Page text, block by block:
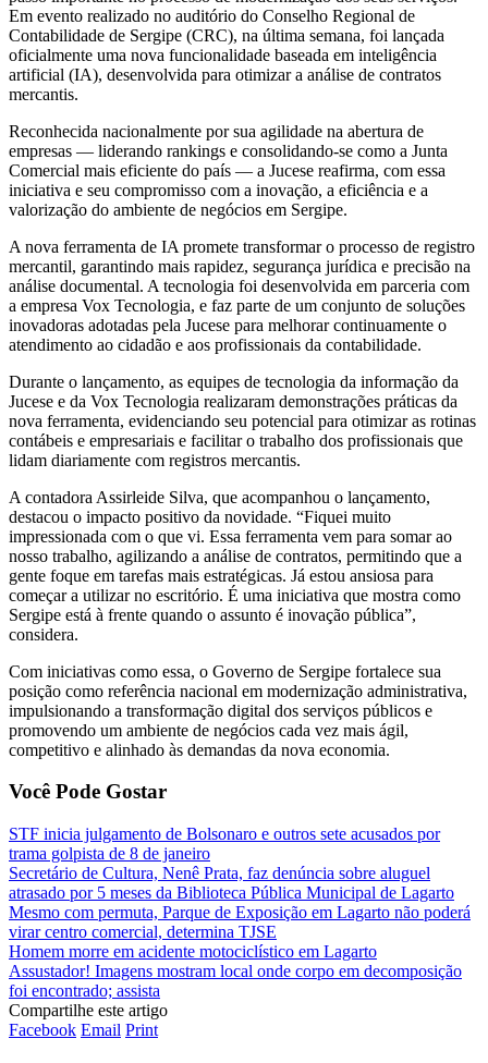
Em evento realizado no auditório do Conselho Regional de
Contabilidade de Sergipe (CRC), na última semana, foi lançada
oficialmente uma nova funcionalidade baseada em inteligência
artificial (IA), desenvolvida para otimizar a análise de contratos
mercantis.
Reconhecida nacionalmente por sua agilidade na abertura de
empresas — liderando rankings e consolidando-se como a Junta
Comercial mais eficiente do país — a Jucese reafirma, com essa
iniciativa e seu compromisso com a inovação, a eficiência e a
valorização do ambiente de negócios em Sergipe.
A nova ferramenta de IA promete transformar o processo de registro
mercantil, garantindo mais rapidez, segurança jurídica e precisão na
análise documental. A tecnologia foi desenvolvida em parceria com
a empresa Vox Tecnologia, e faz parte de um conjunto de soluções
inovadoras adotadas pela Jucese para melhorar continuamente o
atendimento ao cidadão e aos profissionais da contabilidade.
Durante o lançamento, as equipes de tecnologia da informação da
Jucese e da Vox Tecnologia realizaram demonstrações práticas da
nova ferramenta, evidenciando seu potencial para otimizar as rotinas
contábeis e empresariais e facilitar o trabalho dos profissionais que
lidam diariamente com registros mercantis.
A contadora Assirleide Silva, que acompanhou o lançamento,
destacou o impacto positivo da novidade. “Fiquei muito
impressionada com o que vi. Essa ferramenta vem para somar ao
nosso trabalho, agilizando a análise de contratos, permitindo que a
gente foque em tarefas mais estratégicas. Já estou ansiosa para
começar a utilizar no escritório. É uma iniciativa que mostra como
Sergipe está à frente quando o assunto é inovação pública”,
considera.
Com iniciativas como essa, o Governo de Sergipe fortalece sua
posição como referência nacional em modernização administrativa,
impulsionando a transformação digital dos serviços públicos e
promovendo um ambiente de negócios cada vez mais ágil,
competitivo e alinhado às demandas da nova economia.
Você Pode Gostar
STF inicia julgamento de Bolsonaro e outros sete acusados por
trama golpista de 8 de janeiro
Secretário de Cultura, Nenê Prata, faz denúncia sobre aluguel
atrasado por 5 meses da Biblioteca Pública Municipal de Lagarto
Mesmo com permuta, Parque de Exposição em Lagarto não poderá
virar centro comercial, determina TJSE
Homem morre em acidente motociclístico em Lagarto
Assustador! Imagens mostram local onde corpo em decomposição
foi encontrado; assista
Compartilhe este artigo
Facebook Email Print